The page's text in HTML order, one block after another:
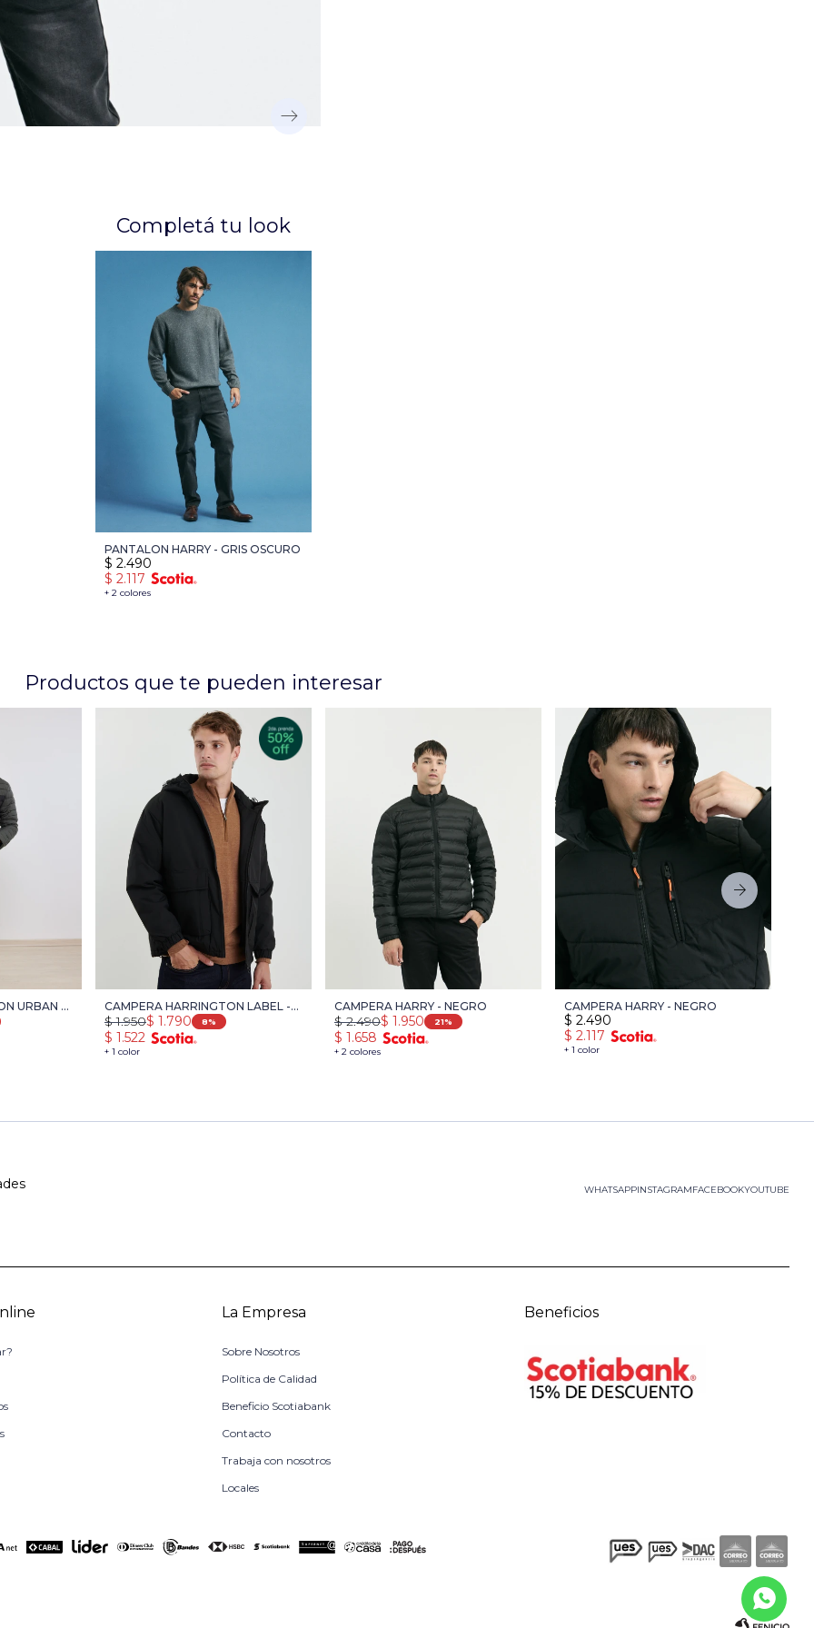
Completá tu look
PANTALON HARRY - GRIS OSCURO
+ 2 colores
$ 2.490
$ 2.117
Productos que te pueden interesar
URBAN -
CAMPERA HARRINGTON LABEL -
NEGRO
+ 1 color
$ 1.790
$ 1.950 8
$ 1.522
CAMPERA HARRY - NEGRO
+ 2 colores
$ 1.950
$ 2.490 21
$ 1.658
CAMPERA HARRY - NEGRO
+ 1 color
$ 2.490
$ 2.117
WHATSAPP FACEBOOKYOUTUBE
INSTAGRAM
La Empresa
Sobre Nosotros
Política de Calidad
Beneficio Scotiabank
Contacto
Trabaja con nosotros
Locales
Beneficios